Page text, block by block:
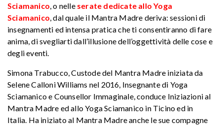
Sciamanico, o nelle serate dedicate allo Yoga
Sciamanico, dal quale il Mantra Madre deriva: sessioni di
insegnamenti ed intensa pratica che ti consentiranno di fare
anima, di svegliarti dall’illusione dell’oggettività delle cose e
degli eventi.
Simona Trabucco, Custode del Mantra Madre iniziata da
Selene Calloni Williams nel 2016, Insegnante di Yoga
Sciamanico e Counsellor Immaginale, conduce Iniziazioni al
Mantra Madre ed allo Yoga Sciamanico in Ticino ed in
Italia. Ha iniziato al Mantra Madre anche le sue compagne